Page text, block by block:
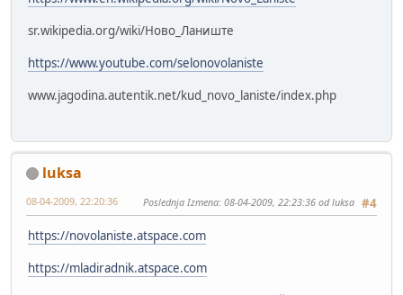
sr.wikipedia.org/wiki/Ново_Ланиште
https://www.youtube.com/selonovolaniste
www.jagodina.autentik.net/kud_novo_laniste/index.php
luksa
#4
08-04-2009, 22:20:36 Poslednja Izmena: 08-04-2009, 22:23:36 od luksa
https://novolaniste.atspace.com
https://mladiradnik.atspace.com